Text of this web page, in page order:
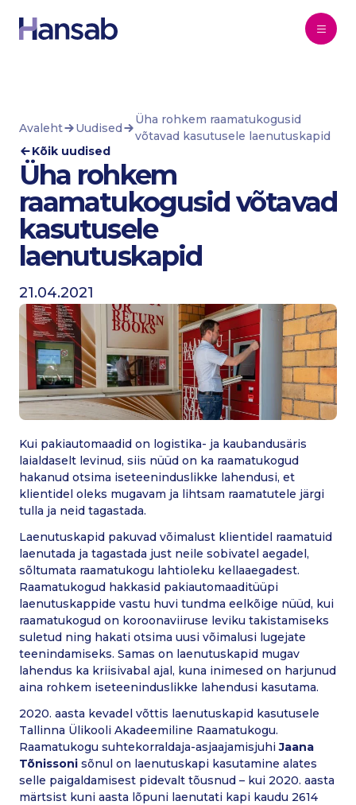
Avaleht Uudised
Üha rohkem raamatukogusid
võtavad kasutusele laenutuskapid
Kõik uudised
Üha rohkem
raamatukogusid võtavad
kasutusele
laenutuskapid
21.04.2021
Kui pakiautomaadid on logistika- ja kaubandusäris
laialdaselt levinud, siis nüüd on ka raamatukogud
hakanud otsima iseteeninduslikke lahendusi, et
klientidel oleks mugavam ja lihtsam raamatutele järgi
tulla ja neid tagastada.
Laenutuskapid pakuvad võimalust klientidel raamatuid
laenutada ja tagastada just neile sobivatel aegadel,
sõltumata raamatukogu lahtioleku kellaaegadest.
Raamatukogud hakkasid pakiautomaaditüüpi
laenutuskappide vastu huvi tundma eelkõige nüüd, kui
raamatukogud on koroonaviiruse leviku takistamiseks
suletud ning hakati otsima uusi võimalusi lugejate
teenindamiseks. Samas on laenutuskapid mugav
lahendus ka kriisivabal ajal, kuna inimesed on harjunud
aina rohkem iseteeninduslikke lahendusi kasutama.
2020. aasta kevadel võttis laenutuskapid kasutusele
Tallinna Ülikooli Akadeemiline Raamatukogu.
Raamatukogu suhtekorraldaja-asjaajamisjuhiJaana
Tõnissoni sõnul on laenutuskapi kasutamine alates
selle paigaldamisest pidevalt tõusnud – kui 2020. aasta
märtsist kuni aasta lõpuni laenutati kapi kaudu 2614